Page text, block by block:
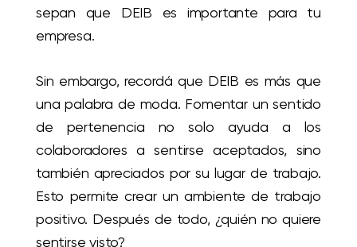
sepan que DEIB es importante para tu
empresa.
Sin embargo, recordá que DEIB es más que
una palabra de moda. Fomentar un sentido
de pertenencia no solo ayuda a los
colaboradores a sentirse aceptados, sino
también apreciados por su lugar de trabajo.
Esto permite crear un ambiente de trabajo
positivo. Después de todo, ¿quién no quiere
sentirse visto?